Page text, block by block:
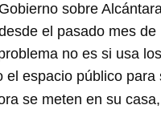
sobre
el pasado mes de
no es si usa los
el espacio público para
se meten en su casa,